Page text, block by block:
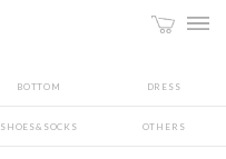
BOTTOM DRESS
SHOES&SOCKS OTHERS